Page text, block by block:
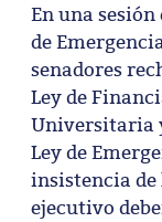
En una
de
senadores
Ley de
Universitaria
Ley de
insistencia de
ejecutivo